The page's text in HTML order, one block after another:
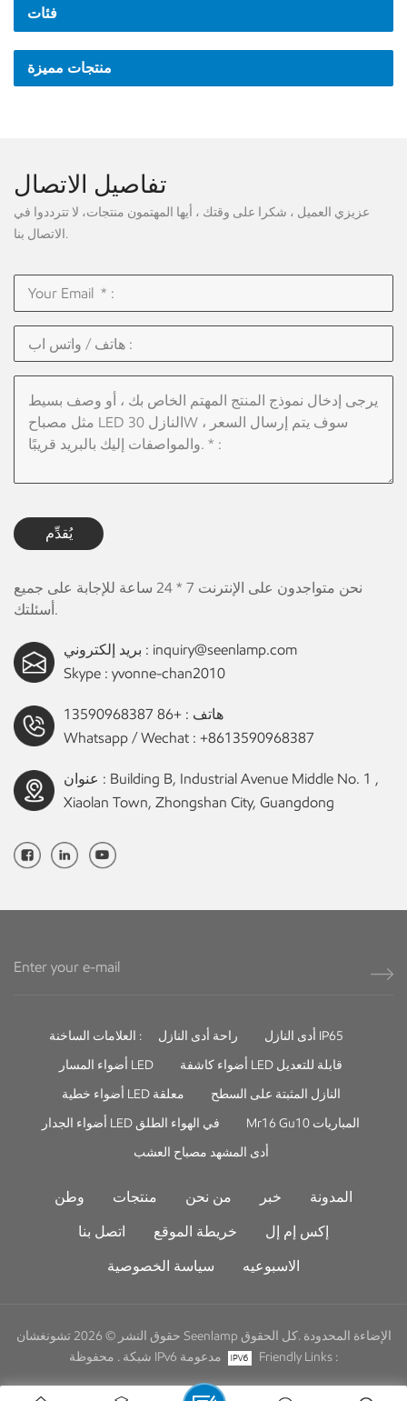
فئات
منتجات مميزة
تفاصيل الاتصال
عزيزي العميل ، شكرا على وقتك ، أيها المهتمون منتجات، لا تترددوا في
الاتصال بنا.
يُقدِّم
نحن متواجدون على الإنترنت 7 * 24 ساعة للإجابة على جميع
أسئلتك.
بريد إلكتروني : inquiry@seenlamp.com
Skype : yvonne-chan2010
هاتف :+86 13590968387
Whatsapp / Wechat : +8613590968387
عنوان : Building B, Industrial Avenue Middle No. 1 ,
Xiaolan Town, Zhongshan City, Guangdong
العلامات الساخنة : راحة أدى النازل
أدى النازل IP65
أضواء المسار LED
أضواء كاشفة LED قابلة للتعديل
أضواء خطية LED معلقة
النازل المثبتة على السطح
أضواء الجدار LED في الهواء الطلق
Mr16 Gu10 المباريات
أدى المشهد مصباح العشب
وطن منتجات من نحن خبر
المدونة
اتصل بنا
خريطة الموقع
إكس إم إل
سياسة الخصوصية
الاسبوعيه
حقوق النشر © 2026 تشونغشان Seenlamp الإضاءة المحدودة .كل الحقوق
محفوظة .
Friendly Links :